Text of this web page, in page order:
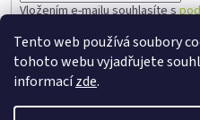
Tento web používá soubory
tohoto webu vyjadřujete
informacízde.
Vložením e-mailu souhlasíte s
PŘIHLÁSIT SE